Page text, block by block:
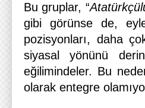
Bu gruplar, “
gibi görünse de,
pozisyonları, daha
siyasal yönünü
eğilimindeler. Bu
olarak entegre